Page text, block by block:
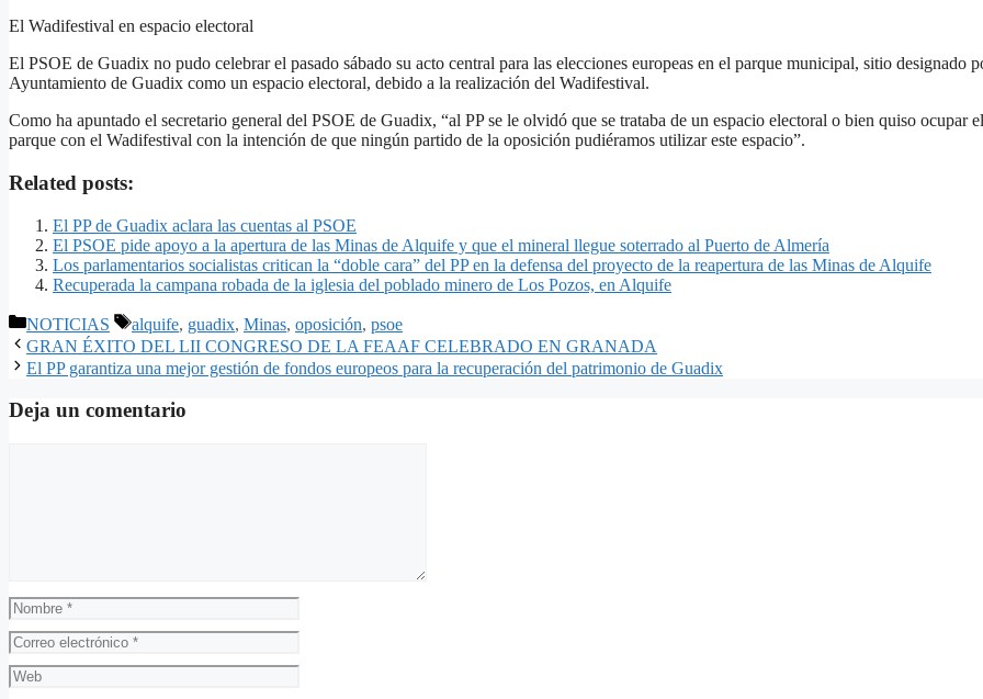
El Wadifestival en espacio electoral
El PSOE de Guadix no pudo celebrar el pasado sábado su acto central para las elecciones europeas en el parque municipal, sitio designado
Ayuntamiento de Guadix como un espacio electoral, debido a la realización del Wadifestival.
Como ha apuntado el secretario general del PSOE de Guadix, “al PP se le olvidó que se trataba de un espacio electoral o bien quiso ocupar el
parque con el Wadifestival con la intención de que ningún partido de la oposición pudiéramos utilizar este espacio”.
Related posts:
El PP de Guadix aclara las cuentas al PSOE
El PSOE pide apoyo a la apertura de las Minas de Alquife y que el mineral llegue soterrado al Puerto de Almería
Los parlamentarios socialistas critican la “doble cara” del PP en la defensa del proyecto de la reapertura de las Minas de Alquife
Recuperada la campana robada de la iglesia del poblado minero de Los Pozos, en Alquife
Categorías
NOTICIAS Etiquetas
alquife, guadix, Minas, oposición, psoe
GRAN ÉXITO DEL LII CONGRESO DE LA FEAAF CELEBRADO EN GRANADA
El PP garantiza una mejor gestión de fondos europeos para la recuperación del patrimonio de Guadix
Deja un comentario
Nombre
Correo
electrónico
Web